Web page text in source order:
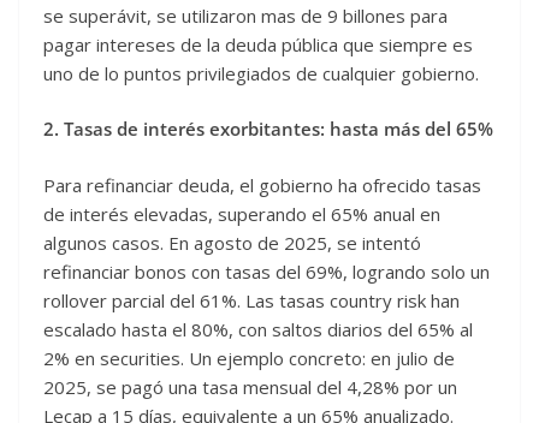
se superávit, se utilizaron mas de 9 billones para
pagar intereses de la deuda pública que siempre es
uno de lo puntos privilegiados de cualquier gobierno.
2. Tasas de interés exorbitantes: hasta más del 65%
Para refinanciar deuda, el gobierno ha ofrecido tasas
de interés elevadas, superando el 65% anual en
algunos casos. En agosto de 2025, se intentó
refinanciar bonos con tasas del 69%, logrando solo un
rollover parcial del 61%. Las tasas country risk han
escalado hasta el 80%, con saltos diarios del 65% al
2% en securities. Un ejemplo concreto: en julio de
2025, se pagó una tasa mensual del 4,28% por un
Lecap a 15 días, equivalente a un 65% anualizado.